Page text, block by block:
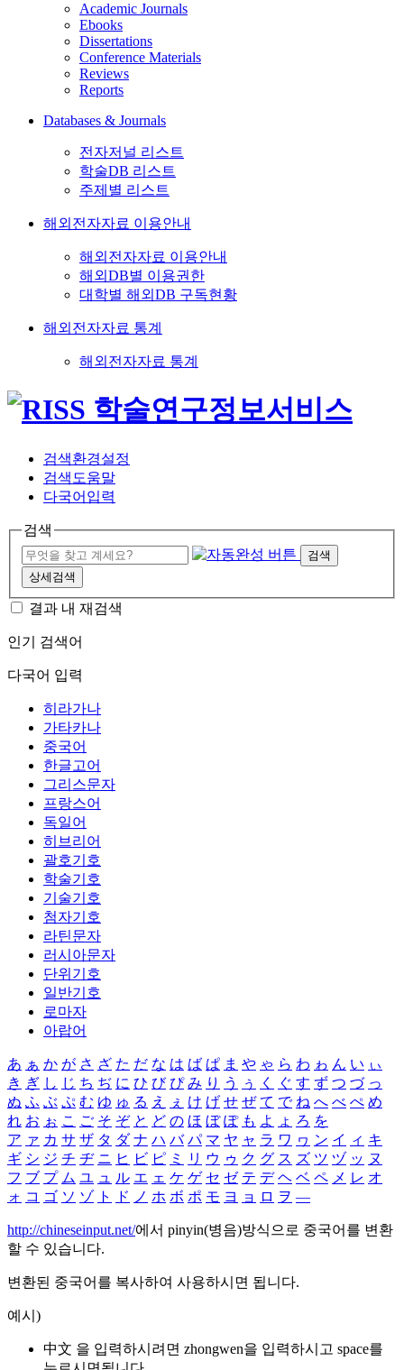
Academic Journals
Ebooks
Dissertations
Conference Materials
Reviews
Reports
Databases & Journals
전자저널 리스트
학술DB 리스트
주제별 리스트
해외전자자료 이용안내
해외전자자료 이용안내
해외DB별 이용권한
대학별 해외DB 구독현황
해외전자자료 통계
해외전자자료 통계
검색환경설정
검색도움말
다국어입력
검색
검색
상세검색
결과 내 재검색
인기 검색어
다국어 입력
히라가나
가타카나
중국어
한글고어
그리스문자
프랑스어
독일어
히브리어
괄호기호
학술기호
기술기호
첨자기호
라틴문자
러시아문자
단위기호
일반기호
로마자
아랍어
あ ぁ か が さ ざ た だ な は ば ぱ ま や ゃ ら わ ゎ ん い ぃ
き ぎ し じ ち ぢ に ひ び ぴ み り う ぅ く ぐ す ず つ づ っ
ぬ ふ ぶ ぷ む ゆ ゅ る え ぇ け げ せ ぜ て で ね へ べ ぺ め
れ お ぉ こ ご そ ぞ と ど の ほ ぼ ぽ も よ ょ ろ を
ア ァ カ サ ザ タ ダ ナ ハ バ パ マ ヤ ャ ラ ワ ヮ ン イ ィ キ
ギ シ ジ チ ヂ ニ ヒ ビ ピ ミ リ ウ ゥ ク グ ス ズ ツ ヅ ッ ヌ
フ ブ プ ム ユ ュ ル エ ェ ケ ゲ セ ゼ テ デ ヘ ベ ペ メ レ オ
ォ コ ゴ ソ ゾ ト ド ノ ホ ボ ポ モ ヨ ョ ロ ヲ ―
http://chineseinput.net/에서 pinyin(병음)방식으로 중국어를 변환
할 수 있습니다.
변환된 중국어를 복사하여 사용하시면 됩니다.
예시)
中文 을 입력하시려면 zhongwen을 입력하시고 space를